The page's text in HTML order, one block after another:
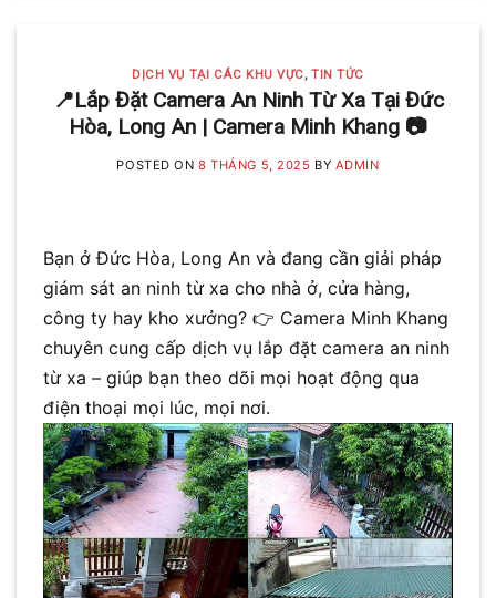
DỊCH VỤ TẠI CÁC KHU VỰC,TIN TỨC
📍Lắp Đặt Camera An Ninh Từ Xa Tại Đức
Hòa, Long An | Camera Minh Khang 📷
POSTED ON8 THÁNG 5, 2025 BY ADMIN
Bạn ở Đức Hòa, Long An và đang cần giải pháp
giám sát an ninh từ xa cho nhà ở, cửa hàng,
công ty hay kho xưởng? 👉 Camera Minh Khang
chuyên cung cấp dịch vụ lắp đặt camera an ninh
từ xa – giúp bạn theo dõi mọi hoạt động qua
điện thoại mọi lúc, mọi nơi.